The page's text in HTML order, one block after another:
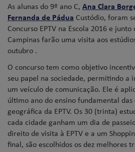
As alunas do 9º ano C, Ana Clara
Fernanda de Pádua Custódio, foram
Concurso EPTV na Escola 2016 e
Campinas farão uma visita aos
outubro .
O concurso tem como objetivo
seu papel na sociedade, permitindo a
um veículo de comunicação. Ele é
último ano do ensino fundamental
geográfica da EPTV. Os 30 (trinta)
cada cidade ganham um dia de
direito de visita à EPTV e a um
final, são escolhidos os dez melhores